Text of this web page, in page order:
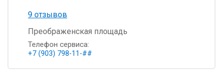
9 отзывов
Преображенская площадь
Телефон сервиса:
+7 (903) 798-11-##